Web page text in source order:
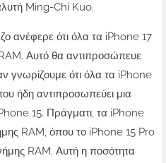
Ming-Chi Kuo.
ανέφερε ότι όλα τα iPhone 17
Αυτό θα αντιπροσώπευε
γνωρίζουμε ότι όλα τα iPhone
ήδη αντιπροσωπεύει μια
15. Πράγματι, τα iPhone
RAM, όπου το iPhone 15 Pro
RAM. Αυτή η ποσότητα